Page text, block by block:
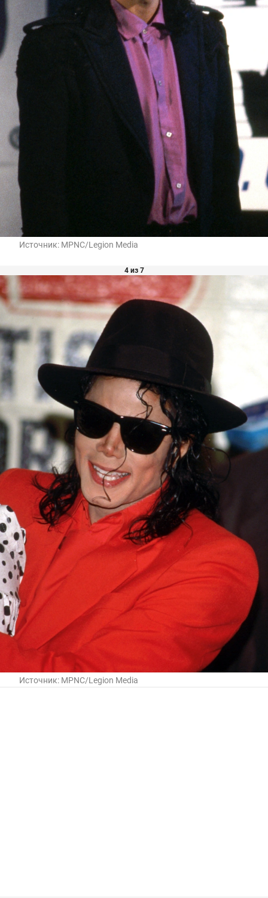
Источник: MPNC/Legion Media
4 из 7
Источник: MPNC/Legion Media